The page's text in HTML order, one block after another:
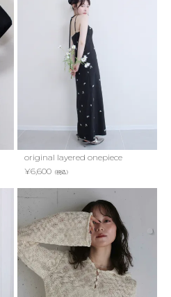
original layered onepiece
¥6,600（税込）